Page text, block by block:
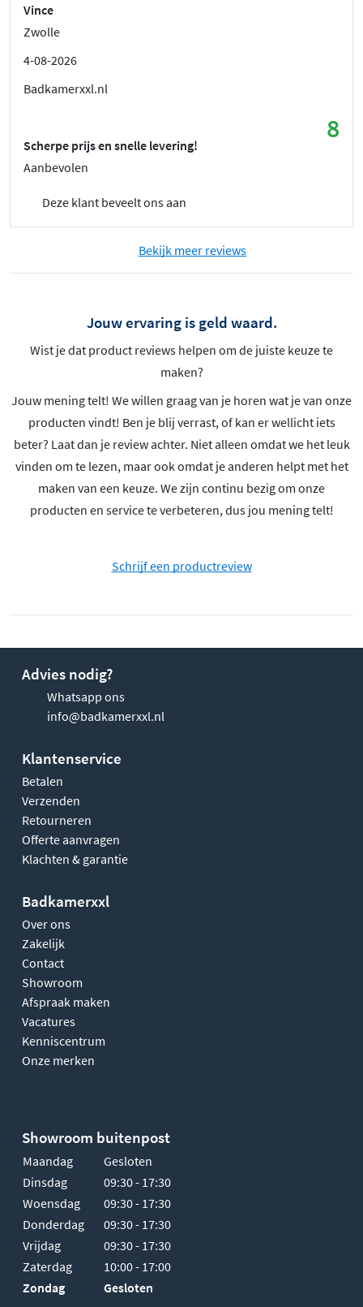
Vince
Zwolle
4-08-2026
Badkamerxxl.nl
8
Scherpe prijs en snelle levering!
Aanbevolen
Deze klant beveelt ons aan
Bekijk meer reviews
Jouw ervaring is geld waard.
Wist je dat product reviews helpen om de juiste keuze te
maken?
Jouw mening telt! We willen graag van je horen wat je van onze
producten vindt! Ben je blij verrast, of kan er wellicht iets
beter? Laat dan je review achter. Niet alleen omdat we het leuk
vinden om te lezen, maar ook omdat je anderen helpt met het
maken van een keuze. We zijn continu bezig om onze
producten en service te verbeteren, dus jou mening telt!
Schrijf een productreview
Advies nodig?
Whatsapp ons
info@badkamerxxl.nl
Klantenservice
Betalen
Verzenden
Retourneren
Offerte aanvragen
Klachten & garantie
Badkamerxxl
Over ons
Zakelijk
Contact
Showroom
Afspraak maken
Vacatures
Kenniscentrum
Onze merken
Showroom buitenpost
Maandag
Gesloten
Dinsdag
09:30 - 17:30
Woensdag
09:30 - 17:30
Donderdag
09:30 - 17:30
Vrijdag
09:30 - 17:30
Zaterdag
10:00 - 17:00
Zondag
Gesloten